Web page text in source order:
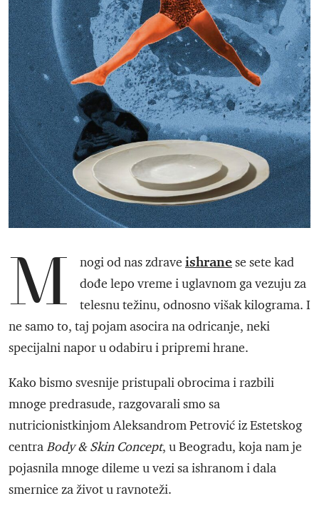
M nogi od nas zdrave ishranese sete kad
dođe lepo vreme i uglavnom ga vezuju za
telesnu težinu, odnosno višak kilograma. I
ne samo to, taj pojam asocira na odricanje, neki
specijalni napor u odabiru i pripremi hrane.
Kako bismo svesnije pristupali obrocima i razbili
mnoge predrasude, razgovarali smo sa
nutricionistkinjom Aleksandrom Petrović iz Estetskog
centraBody & Skin Concept, u Beogradu, koja nam je
pojasnila mnoge dileme u vezi sa ishranom i dala
smernice za život u ravnoteži.